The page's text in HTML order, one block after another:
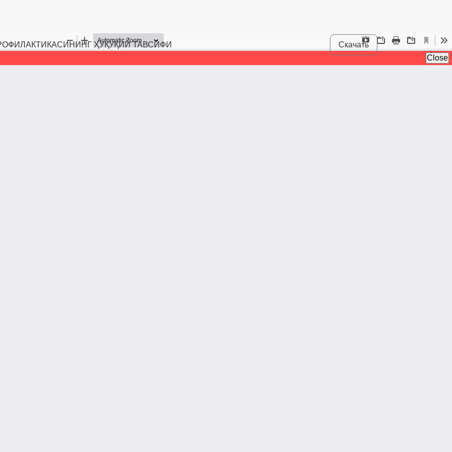
ҲУҚУҚИЙ ТАВСИФИ Скачать